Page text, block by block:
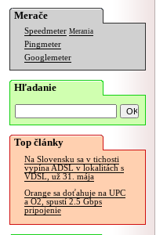
Merače
Speedmeter Merania
Pingmeter
Googlemeter
Hľadanie
Top články
Na Slovensku sa v tichosti
vypína ADSL v lokalitách s
VDSL, už 31. mája
Orange sa doťahuje na UPC
a O2, spustí 2.5 Gbps
pripojenie